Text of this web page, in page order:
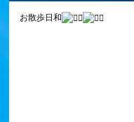
お散歩日和